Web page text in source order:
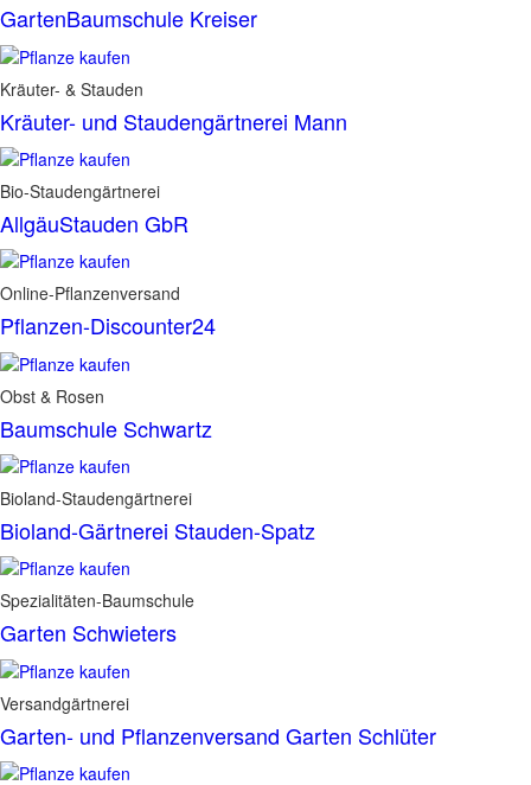
GartenBaumschule Kreiser
Kräuter- & Stauden
Kräuter- und Staudengärtnerei Mann
Bio-Staudengärtnerei
AllgäuStauden GbR
Online-Pflanzenversand
Pflanzen-Discounter24
Obst & Rosen
Baumschule Schwartz
Bioland-Staudengärtnerei
Bioland-Gärtnerei Stauden-Spatz
Spezialitäten-Baumschule
Garten Schwieters
Versandgärtnerei
Garten- und Pflanzenversand Garten Schlüter